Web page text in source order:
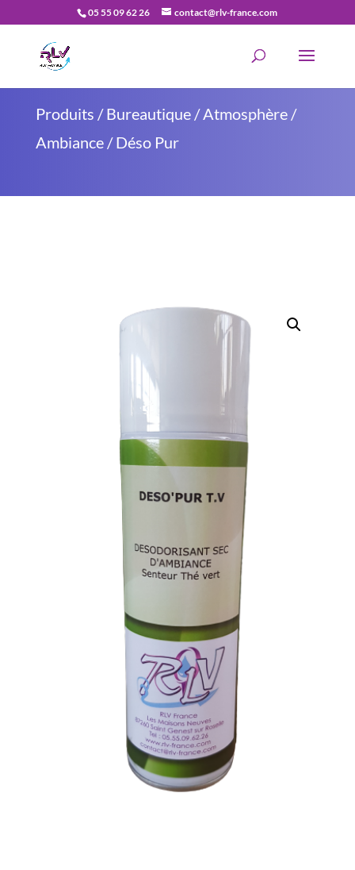
05 55 09 62 26 contact@rlv-france.com
Produits /Bureautique/Atmosphère /
Ambiance/ Déso Pur